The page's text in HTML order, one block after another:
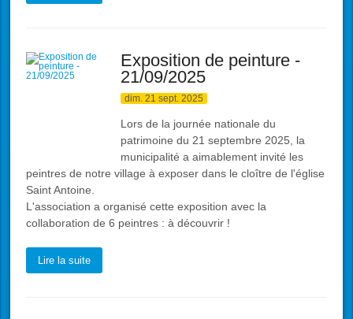
Exposition de peinture -
21/09/2025
dim. 21 sept. 2025
Lors de la journée nationale du
patrimoine du 21 septembre 2025, la
municipalité a aimablement invité les
peintres de notre village à exposer dans le cloître de l'église
Saint Antoine.
L'association a organisé cette exposition avec la
collaboration de 6 peintres : à découvrir !
Lire la suite